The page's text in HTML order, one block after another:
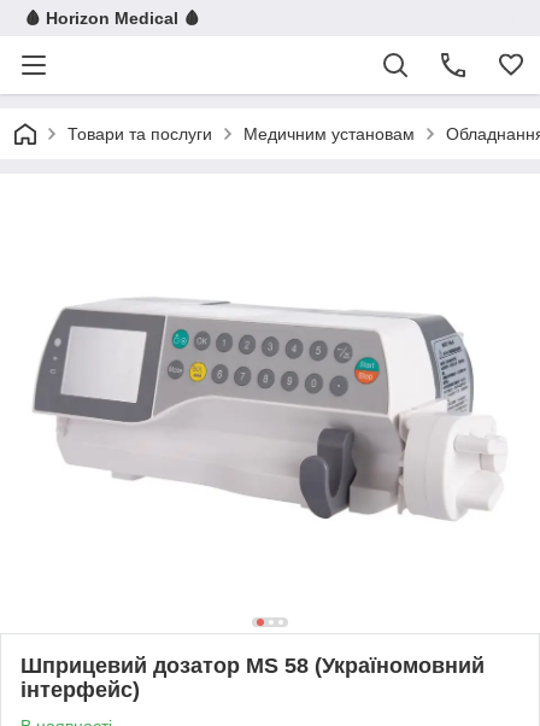
🩸 Horizon Medical 🩸
Товари та послуги Медичним установам Обладнання
Шприцевий дозатор MS 58 (Україномовний
інтерфейс)